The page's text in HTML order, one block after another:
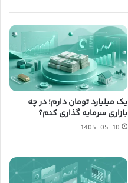
یک میلیارد تومان دارم؛ در چه
بازاری سرمایه گذاری کنم؟
1405-05-10